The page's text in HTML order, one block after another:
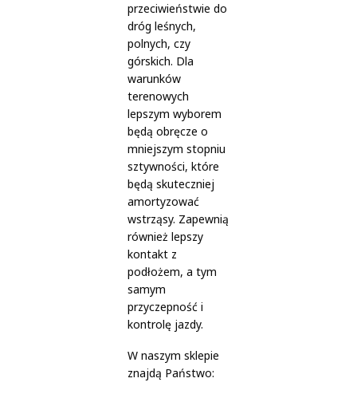
przeciwieństwie do
dróg leśnych,
polnych, czy
górskich. Dla
warunków
terenowych
lepszym wyborem
będą obręcze o
mniejszym stopniu
sztywności, które
będą skuteczniej
amortyzować
wstrząsy. Zapewnią
również lepszy
kontakt z
podłożem, a tym
samym
przyczepność i
kontrolę jazdy.
W naszym sklepie
znajdą Państwo: